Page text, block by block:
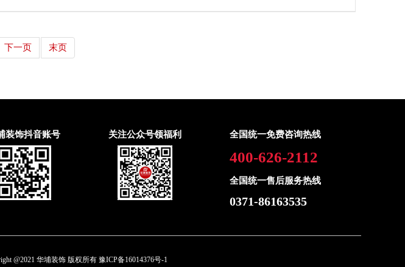
下一页 末页
装饰抖音账号 关注公众号领福利 全国统一免费咨询热线
400-626-2112
全国统一售后服务热线
0371-86163535
@2021 华埔装饰 版权所有 豫ICP备16014376号-1